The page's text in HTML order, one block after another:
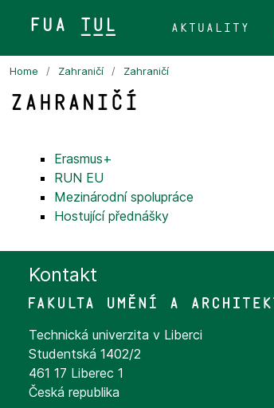
FUA TUL& Aktuality
Home Zahraničí Zahraničí
Zahraničí
Erasmus+
RUN EU
Mezinárodní spolupráce
Hostující přednášky
Kontakt
Technická univerzita v Liberci
Studentská 1402/2
461 17 Liberec 1
Česká republika